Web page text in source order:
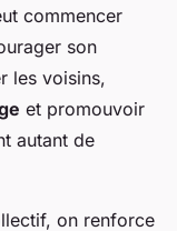
commencer
son
les voisins,
et promouvoir
autant de
on renforce